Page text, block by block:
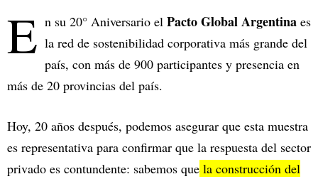
E n su 20° Aniversario el Pacto Global Argentina es
la red de sostenibilidad corporativa más grande del
país, con más de 900 participantes y presencia en
más de 20 provincias del país.
Hoy, 20 años después, podemos asegurar que esta muestra
es representativa para confirmar que la respuesta del sector
privado es contundente: sabemos que la construcción del